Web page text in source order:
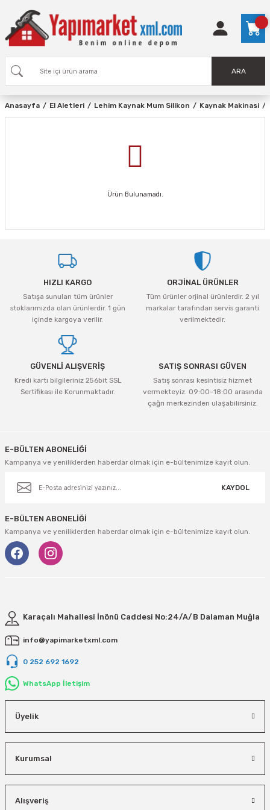
ARA
Anasayfa El Aletleri Lehim Kaynak Mum Silikon Kaynak Makinasi
Ürün Bulunamadı.
HIZLI KARGO
Satışa sunulan tüm ürünler
stoklarımızda olan ürünlerdir. 1 gün
içinde kargoya verilir.
ORJİNAL ÜRÜNLER
Tüm ürünler orjinal ürünlerdir. 2 yıl
markalar tarafından servis garanti
verilmektedir.
GÜVENLİ ALIŞVERİŞ
Kredi kartı bilgileriniz 256bit SSL
Sertifikası ile Korunmaktadır.
SATIŞ SONRASI GÜVEN
Satış sonrası kesintisiz hizmet
vermekteyiz. 09:00-18:00 arasında
çağrı merkezinden ulaşabilirsiniz.
E-BÜLTEN ABONELİĞİ
Kampanya ve yeniliklerden haberdar olmak için e-bültenimize kayıt olun.
KAYDOL
E-BÜLTEN ABONELİĞİ
Kampanya ve yeniliklerden haberdar olmak için e-bültenimize kayıt olun.
Karaçalı Mahallesi İnönü Caddesi No:24/A/B Dalaman Muğla
info@yapimarketxml.com
0 252 692 1692
WhatsApp İletişim
Üyelik
Kurumsal
Alışveriş